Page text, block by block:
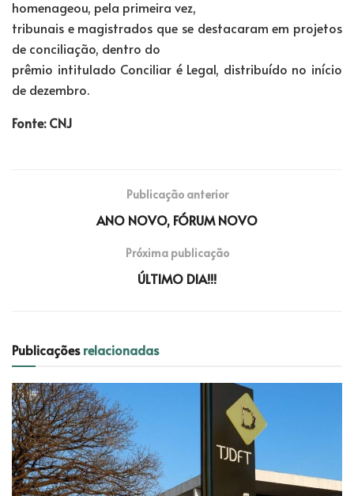
homenageou, pela primeira vez,
tribunais e magistrados que se destacaram em projetos
de conciliação, dentro do
prêmio intitulado Conciliar é Legal, distribuído no início
de dezembro.
Fonte: CNJ
Publicação anterior
ANO NOVO, FÓRUM NOVO
Próxima publicação
ÚLTIMO DIA!!!
Publicaçõesrelacionadas